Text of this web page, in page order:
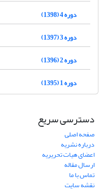
دوره 4 (1398)
دوره 3 (1397)
دوره 2 (1396)
دوره 1 (1395)
دسترسی سریع
صفحه اصلی
درباره نشریه
اعضای هیات تحریریه
ارسال مقاله
تماس با ما
نقشه سایت